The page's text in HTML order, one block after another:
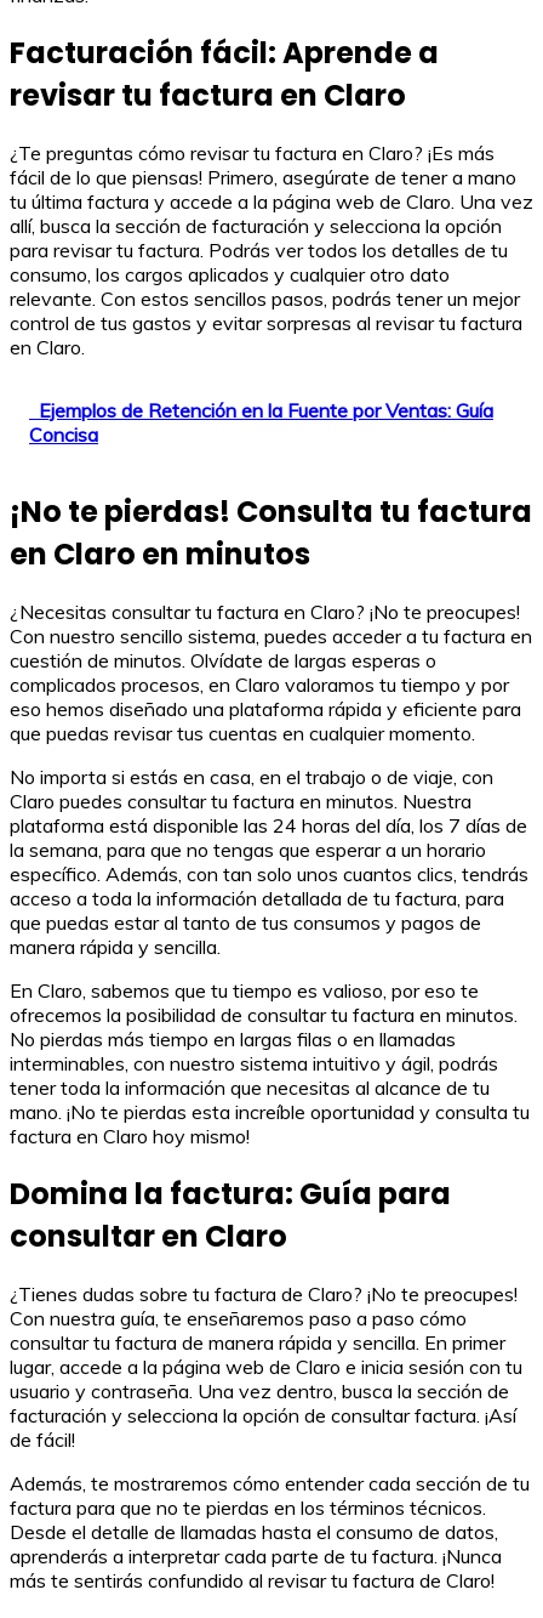
Facturación fácil: Aprende a
revisar tu factura en Claro
¿Te preguntas cómo revisar tu factura en Claro? ¡Es más
fácil de lo que piensas! Primero, asegúrate de tener a mano
tu última factura y accede a la página web de Claro. Una vez
allí, busca la sección de facturación y selecciona la opción
para revisar tu factura. Podrás ver todos los detalles de tu
consumo, los cargos aplicados y cualquier otro dato
relevante. Con estos sencillos pasos, podrás tener un mejor
control de tus gastos y evitar sorpresas al revisar tu factura
en Claro.
Ejemplos de Retención en la Fuente por Ventas: Guía
Concisa
¡No te pierdas! Consulta tu factura
en Claro en minutos
¿Necesitas consultar tu factura en Claro? ¡No te preocupes!
Con nuestro sencillo sistema, puedes acceder a tu factura en
cuestión de minutos. Olvídate de largas esperas o
complicados procesos, en Claro valoramos tu tiempo y por
eso hemos diseñado una plataforma rápida y eficiente para
que puedas revisar tus cuentas en cualquier momento.
No importa si estás en casa, en el trabajo o de viaje, con
Claro puedes consultar tu factura en minutos. Nuestra
plataforma está disponible las 24 horas del día, los 7 días de
la semana, para que no tengas que esperar a un horario
específico. Además, con tan solo unos cuantos clics, tendrás
acceso a toda la información detallada de tu factura, para
que puedas estar al tanto de tus consumos y pagos de
manera rápida y sencilla.
En Claro, sabemos que tu tiempo es valioso, por eso te
ofrecemos la posibilidad de consultar tu factura en minutos.
No pierdas más tiempo en largas filas o en llamadas
interminables, con nuestro sistema intuitivo y ágil, podrás
tener toda la información que necesitas al alcance de tu
mano. ¡No te pierdas esta increíble oportunidad y consulta tu
factura en Claro hoy mismo!
Domina la factura: Guía para
consultar en Claro
¿Tienes dudas sobre tu factura de Claro? ¡No te preocupes!
Con nuestra guía, te enseñaremos paso a paso cómo
consultar tu factura de manera rápida y sencilla. En primer
lugar, accede a la página web de Claro e inicia sesión con tu
usuario y contraseña. Una vez dentro, busca la sección de
facturación y selecciona la opción de consultar factura. ¡Así
de fácil!
Además, te mostraremos cómo entender cada sección de tu
factura para que no te pierdas en los términos técnicos.
Desde el detalle de llamadas hasta el consumo de datos,
aprenderás a interpretar cada parte de tu factura. ¡Nunca
más te sentirás confundido al revisar tu factura de Claro!